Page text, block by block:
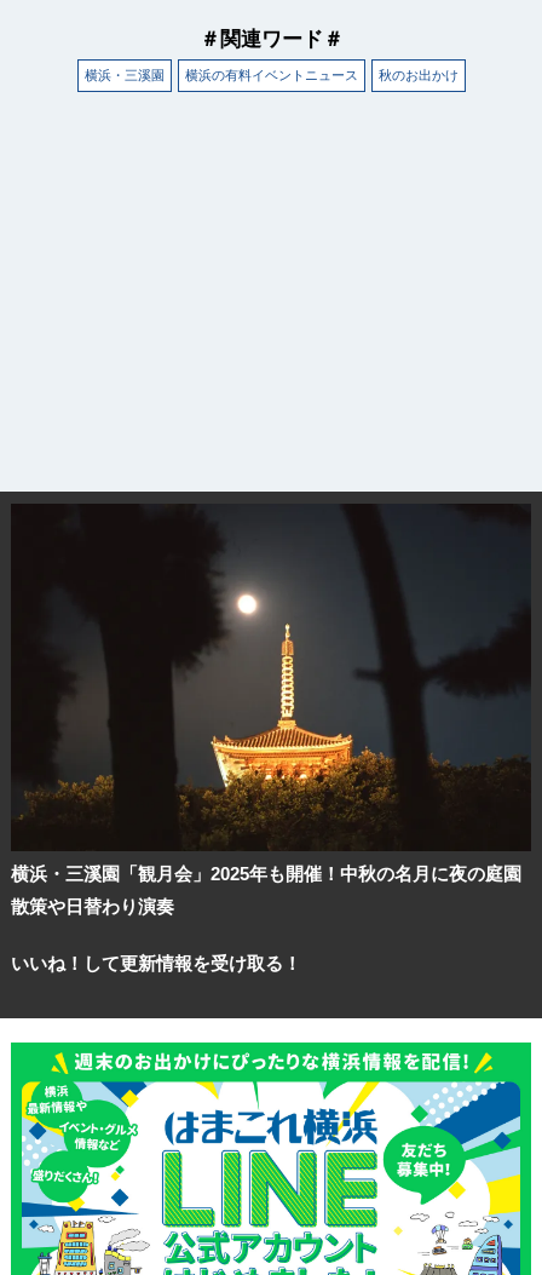
＃関連ワード＃
横浜・三溪園 横浜の有料イベントニュース 秋のお出かけ
横浜・三溪園「観月会」2025年も開催！中秋の名月に夜の庭園
散策や日替わり演奏
いいね！して更新情報を受け取る！